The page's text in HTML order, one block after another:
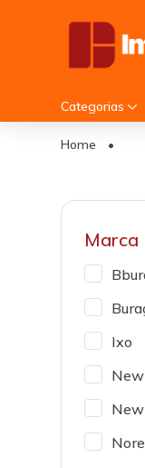
Categorias
Home
•
Marca
Ixo